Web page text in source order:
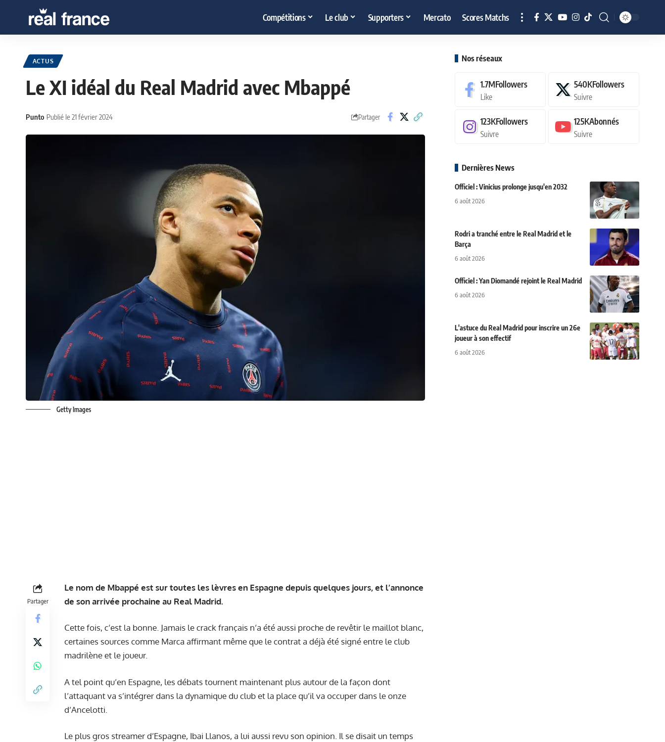
Compétitions Le club Supporters Mercato Scores Matchs
ACTUS
Le XI idéal du Real Madrid avec Mbappé
Punto Publié le 21 février 2024 Partager
Getty Images
Partager
Le nom de Mbappé est sur toutes les lèvres en Espagne depuis quelques jours, et l’annonce
de son arrivée prochaine au Real Madrid.
Cette fois, c’est la bonne. Jamais le crack français n’a été aussi proche de revêtir le maillot blanc,
certaines sources comme Marca affirmant même que le contrat a déjà été signéentre le club
madrilène et le joueur.
A tel point qu’en Espagne, les débats tournent maintenant plus autour de la façon dont
l’attaquant va s’intégrer dans la dynamique du club et la place qu’il va occuper dans le onze
d’Ancelotti.
Le plus gros streamer d’Espagne, Ibai Llanos, a lui aussi revu son opinion. Il se disait un temps
Nos réseaux
1.7MFollowers
Like
540KFollowers
Suivre
123KFollowers
Suivre
125KAbonnés
Suivre
Dernières News
Officiel : Vinicius prolonge jusqu'en 2032
6 août 2026
Rodri a tranché entre le Real Madrid et le
Barça
6 août 2026
Officiel : Yan Diomandé rejoint le Real Madrid
6 août 2026
L'astuce du Real Madrid pour inscrire un 26e
joueur à son effectif
6 août 2026